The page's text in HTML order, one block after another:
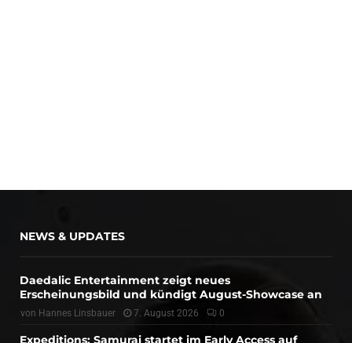
NEWS & UPDATES
Daedalic Entertainment zeigt neues
Erscheinungsbild und kündigt August-Showcase an
von Hannes Linsbauer 7. August 2026 0
Expeditions: Samurai startet im Early Access auf